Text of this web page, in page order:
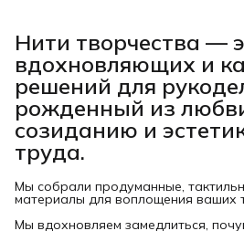
Нити творчества —
вдохновляющих и
решений для
рожденный из
созиданию и
труда.
Мы собрали продуманные,
материалы для воплощения ваших
Мы вдохновляем замедлиться,